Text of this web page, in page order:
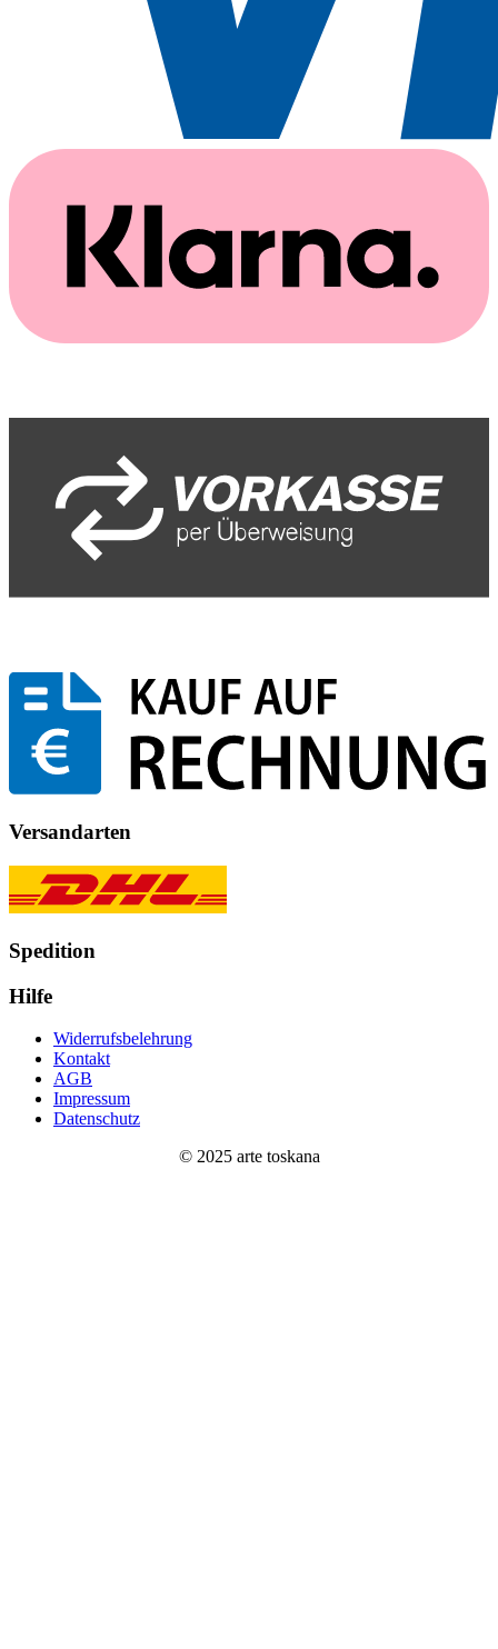
Versandarten
Spedition
Hilfe
Widerrufsbelehrung
Kontakt
AGB
Impressum
Datenschutz
© 2025 arte toskana